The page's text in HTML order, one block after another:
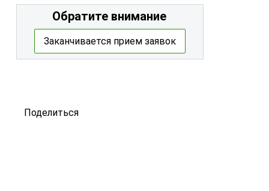
Обратите внимание
Заканчивается прием заявок
Поделиться